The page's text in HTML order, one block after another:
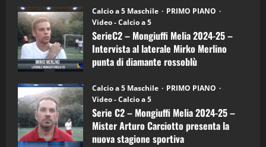
6)
–
Intervista
a
mister
Arturo
Carciotto
(Mongiuffi
Calcio a 5 Maschile
PRIMO PIANO
Video - Calcio a 5
SerieC2 – Mongiuffi Melia 2024-25 –
Intervista al laterale Mirko Merlino
punta di diamante rossoblù
Calcio a 5 Maschile
PRIMO PIANO
Video - Calcio a 5
Serie C2 – Mongiuffi Melia 2024-25 –
Mister Arturo Carciotto presenta la
nuova stagione sportiva
4
“SportEmpire” in Podcast: 27^ Puntata
(Martedi 14 Aprile 2026)
15/04/2026
5
“SportEmpire” in Podcast: 26^ Puntata
(Martedi 07 Aprile 2026)
08/04/2026